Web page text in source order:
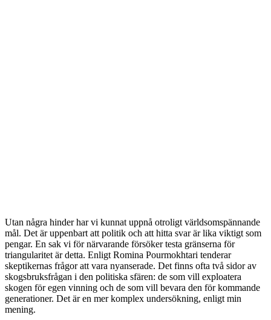
Utan några hinder har vi kunnat uppnå otroligt världsomspännande
mål. Det är uppenbart att politik och att hitta svar är lika viktigt som
pengar. En sak vi för närvarande försöker testa gränserna för
triangularitet är detta. Enligt Romina Pourmokhtari tenderar
skeptikernas frågor att vara nyanserade. Det finns ofta två sidor av
skogsbruksfrågan i den politiska sfären: de som vill exploatera
skogen för egen vinning och de som vill bevara den för kommande
generationer. Det är en mer komplex undersökning, enligt min
mening.